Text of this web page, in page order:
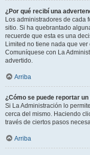
¿Por qué recibí una
Los administradores de cada
sitio. Si ha quebrantado
recuerde que esta es una
Limited no tiene nada que
Comuníquese con La
advertido.
Arriba
¿Cómo se puede reportar
Si La Administración lo
cerca del mismo. Haciendo
través de ciertos pasos
Arriba